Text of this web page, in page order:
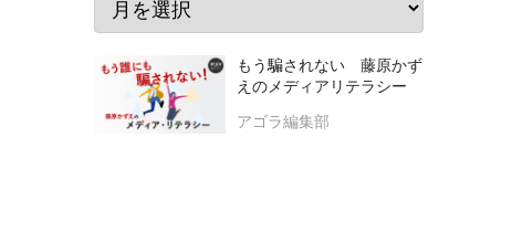
もう騙されない 藤原かず
えのメディアリテラシー
アゴラ編集部